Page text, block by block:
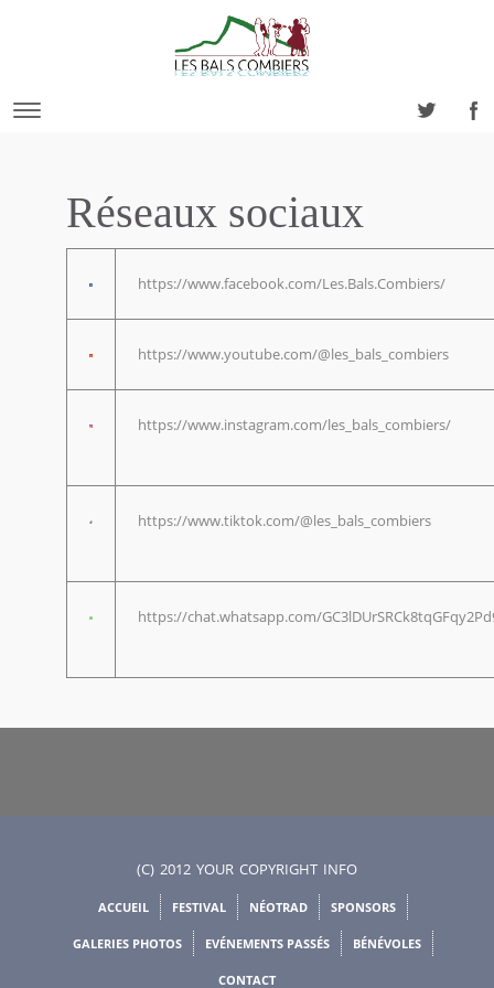
Réseaux sociaux
https://www.facebook.com/Les.Bals.Combiers/
https://www.youtube.com/@les_bals_combiers
https://www.instagram.com/les_bals_combiers/
https://www.tiktok.com/@les_bals_combiers
https://chat.whatsapp.com/
(C) 2012 YOUR COPYRIGHT INFO
ACCUEIL FESTIVAL NÉOTRAD SPONSORS
GALERIES PHOTOS EVÉNEMENTS PASSÉS BÉNÉVOLES
CONTACT